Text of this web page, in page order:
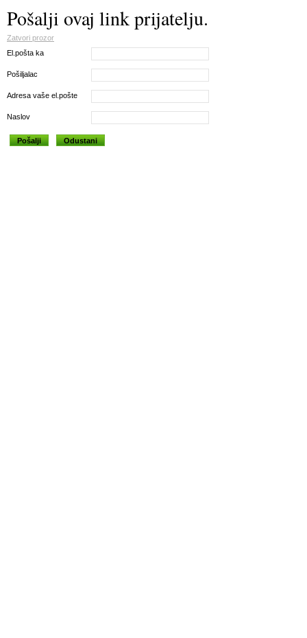
Pošalji ovaj link prijatelju.
Zatvori prozor
El.pošta ka
Pošiljalac
Adresa vaše el.pošte
Naslov
Pošalji Odustani